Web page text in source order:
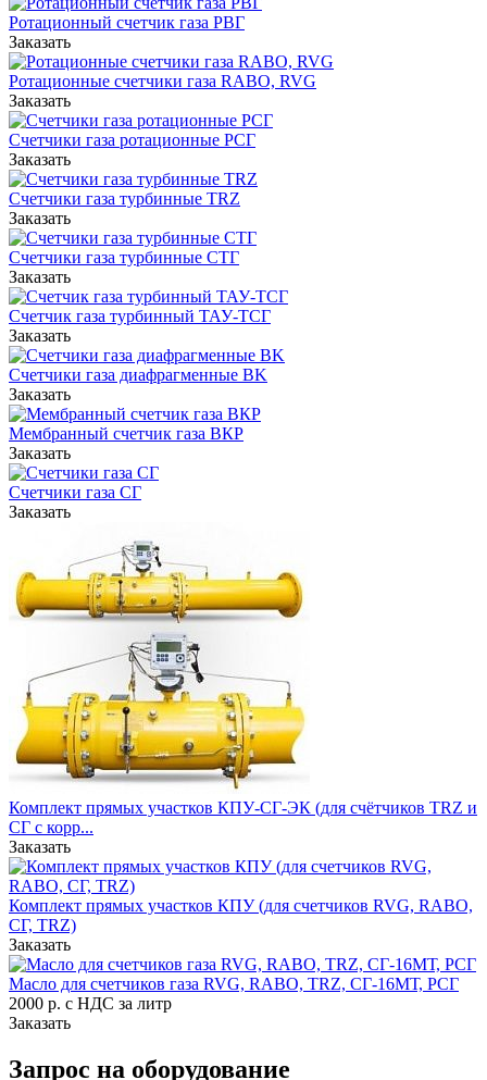
К наиболее популярным видам газовых счетчиков
целесообразно отнести:
диафрагменные счетчики, предназначенные для газовых
систем с давлением до 50 кПа и с возможностью
пропуска до 160 м³/ч;
турбинные счетчики, которые подходят для
магистральных сетей и могут обрабатывать объемы до
6500 м³/ч;
ротационные счетчики, способные работать с потоками
до 650 м³/ч.
Выбор подходящего именно Вам типа газового счетчика будет
зависеть от Ваших индивидуальных требований.
Измеряемая среда: природный газ, пропан, бутан, инертные
газа и другие неагрессивные, неоднородные по химическому
составу газы.
Ротационный счетчик газа РВГ
Заказать
Ротационные счетчики газа RABO, RVG
Заказать
Счетчики газа ротационные РСГ
Заказать
Счетчики газа турбинные TRZ
Заказать
Счетчики газа турбинные СТГ
Заказать
Счетчик газа турбинный ТАУ-ТСГ
Заказать
Счетчики газа диафрагменные BK
Заказать
Мембранный счетчик газа ВКР
Заказать
Счетчики газа СГ
Заказать
Комплект прямых участков КПУ-СГ-ЭК (для счётчиков TRZ и
СГ с корр...
Заказать
Комплект прямых участков КПУ (для счетчиков RVG, RABO,
CГ, TRZ)
Заказать
Масло для счетчиков газа RVG, RABO, TRZ, СГ-16МТ, РСГ
2000 р. с НДС за литр
Заказать
Запрос на оборудование